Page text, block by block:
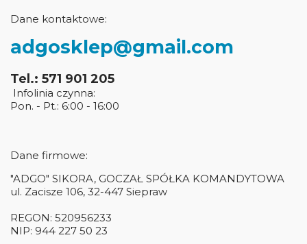
Dane kontaktowe:
adgosklep@gmail.com
Tel.: 571 901 205
Infolinia czynna:
Pon. - Pt.: 6:00 - 16:00
Dane firmowe:
"ADGO" SIKORA, GOCZAŁ SPÓŁKA KOMANDYTOWA
ul. Zacisze 106, 32-447 Siepraw
REGON: 520956233
NIP: 944 227 50 23